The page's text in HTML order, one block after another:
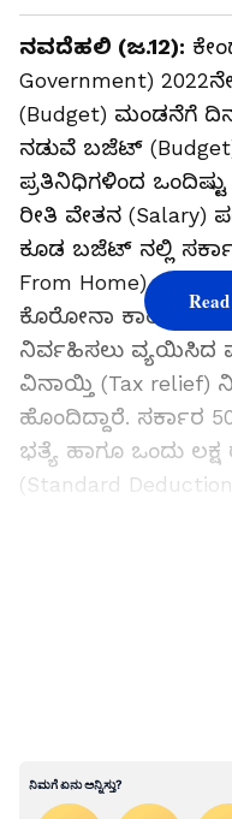
ನವದೆಹಲಿ (ಜ.12):
Government)
(Budget) ಮಂಡನೆಗೆ
ನಡುವೆ ಬಜೆಟ್ (Budget)
ಪ್ರತಿನಿಧಿಗಳಿಂದ ಒಂದಿಷ್ಟು
ರೀತಿ ವೇತನ
ಕೂಡ ಬಜೆಟ್ ನಲ್ಲಿ
From Home) ಭತ್ಯೆ
ಕೊರೋನಾ
ನಿರ್ವಹಿಸಲು ವ್ಯಯಿಸಿದ
ವಿನಾಯ್ತಿ (Tax relief)
ಹೊಂದಿದ್ದಾರೆ. ಸರ್ಕಾರ
ಭತ್ಯೆ ಹಾಗೂ ಒಂದು
(Standard
ಇಂಟರ್ನೆಟ್